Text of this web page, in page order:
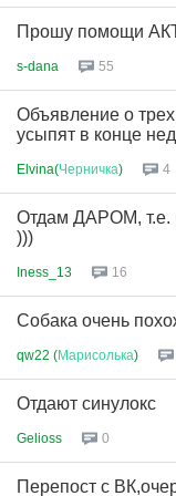
Прошу помощи
s-dana 55
Объявление о
усыпят в конце
Elvina(Черничка) 4
Отдам ДАРОМ, т.е.
)))
Iness_13 16
Собака очень
qw22 (Марисолька)
Отдают синулокс
Gelioss 0
Перепост с